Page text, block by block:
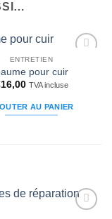
à la liste
d’envies
ENTRETIEN
pour cuir
16,00 TVA incluse
AU PANIER